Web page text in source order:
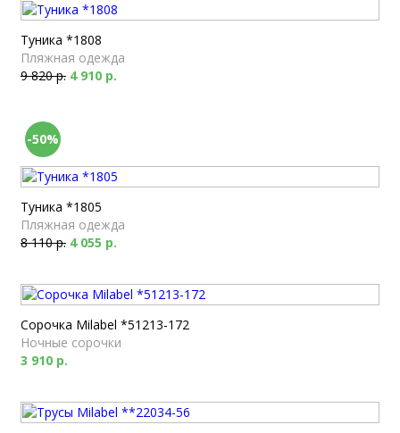
Туника *1808
Пляжная одежда
9 820 р. 4 910 р.
-50%
Туника *1805
Пляжная одежда
8 110 р. 4 055 р.
Сорочка Milabel *51213-172
Ночные сорочки
3 910 р.